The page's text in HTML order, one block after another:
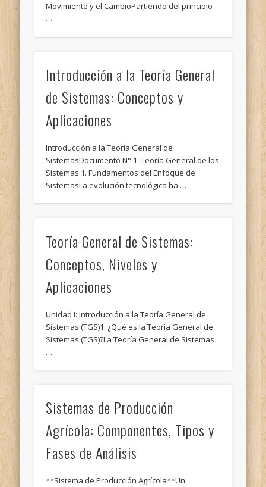
Movimiento y el CambioPartiendo del principio
…
Introducción a la Teoría General
de Sistemas: Conceptos y
Aplicaciones
Introducción a la Teoría General de
SistemasDocumento N° 1: Teoría General de los
Sistemas.1. Fundamentos del Enfoque de
SistemasLa evolución tecnológica ha …
Teoría General de Sistemas:
Conceptos, Niveles y
Aplicaciones
Unidad I: Introducción a la Teoría General de
Sistemas (TGS)1. ¿Qué es la Teoría General de
Sistemas (TGS)?La Teoría General de Sistemas
…
Sistemas de Producción
Agrícola: Componentes, Tipos y
Fases de Análisis
**Sistema de Producción Agrícola**Un